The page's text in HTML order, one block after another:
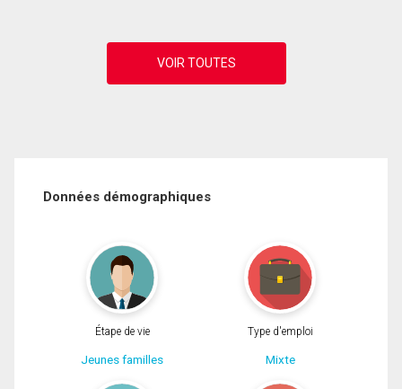
Données démographiques
Étape de vie
Jeunes familles
Type d'emploi
Mixte